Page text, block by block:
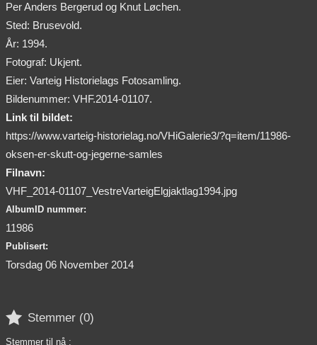
Per Anders Bergerud og Knut Løchen.
Sted: Brusevold.
År: 1994.
Fotograf: Ukjent.
Eier: Varteig Historielags Fotosamling.
Bildenummer: VHF.2014-01107.
Link til bildet:
https://www.varteig-historielag.no/VHiGalerie3/?q=item/11986-
oksen-er-skutt-og-jegerne-samles
Filnavn:
VHF_2014-01107_VestreVarteigElgjaktlag1994.jpg
AlbumID nummer:
11986
Publisert:
Torsdag 06 November 2014
 Stemmer (0)
Stemmer til nå :